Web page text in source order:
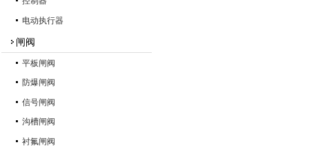
电动执行器
闸阀
平板闸阀
防爆闸阀
信号闸阀
沟槽闸阀
衬氟闸阀